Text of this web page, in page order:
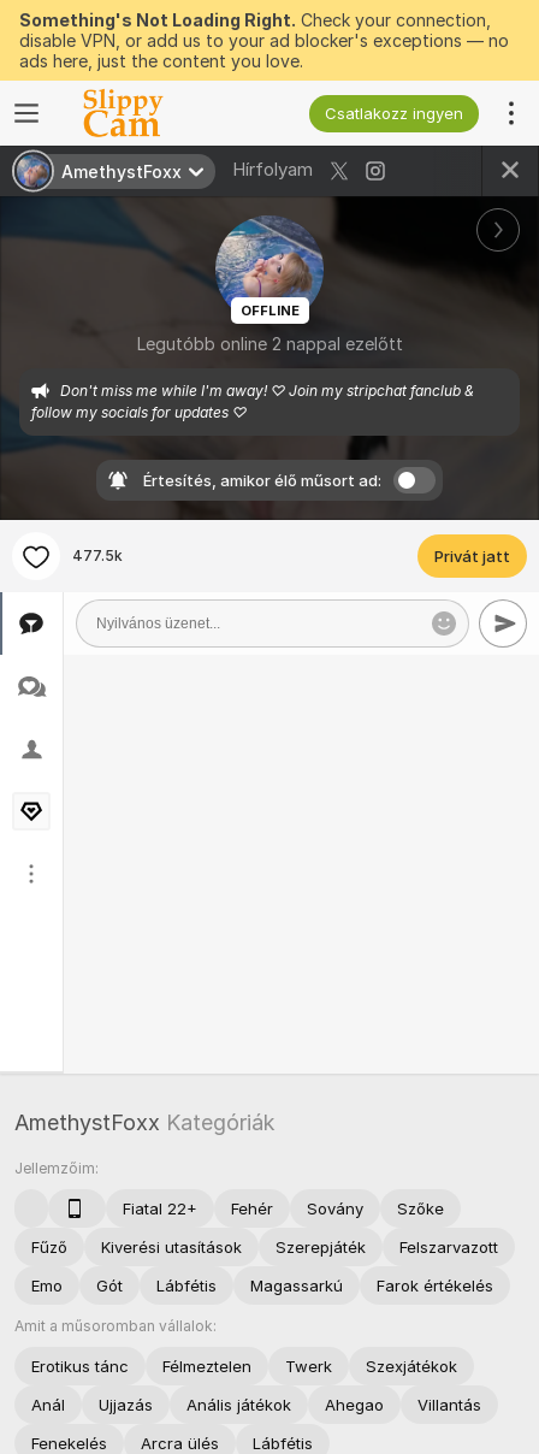
Something's Not Loading Right. Check your connection,
disable VPN, or add us to your ad blocker's exceptions — no
ads here, just the content you love.
Csatlakozz ingyen
AmethystFoxx Hírfolyam
OFFLINE
Legutóbb online 2 nappal ezelőtt
Don't miss me while I'm away! ♡ Join my stripchat fanclub &
follow my socials for updates ♡
Értesítés, amikor élő műsort ad:
477.5k Privát jatt
AmethystFoxx Kategóriák
Jellemzőim:
Fiatal 22+ Fehér Sovány
Szőke
Fűző
Kiverési utasítások Szerepjáték
Felszarvazott
Emo
Gót Lábfétis Magassarkú Farok értékelés
Amit a műsoromban vállalok:
Erotikus tánc Félmeztelen Twerk
Szexjátékok
Anál
Ujjazás Anális játékok Ahegao
Villantás
Fenekelés
Arcra ülés Lábfétis